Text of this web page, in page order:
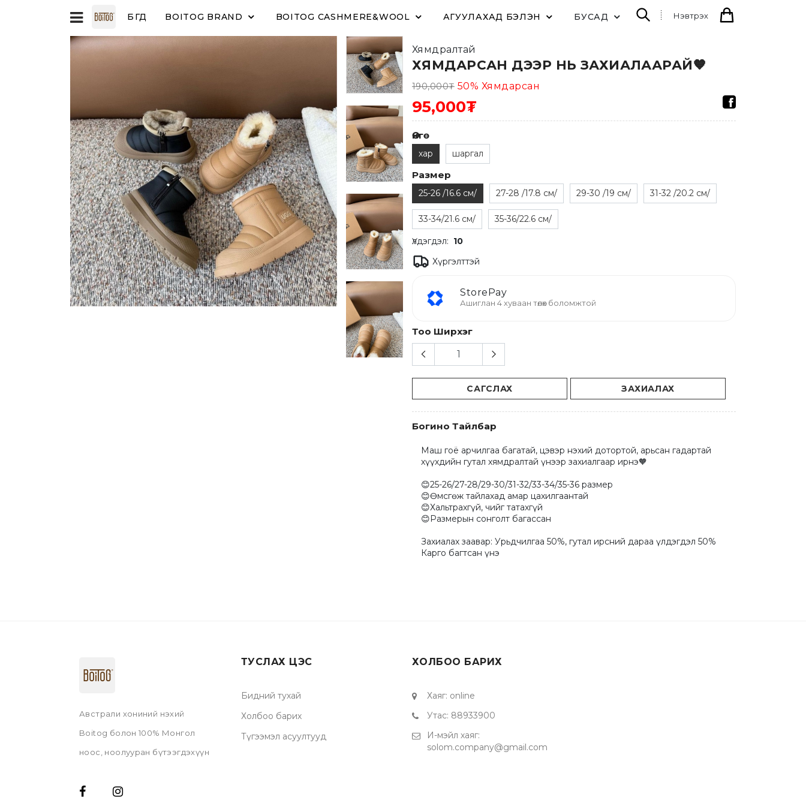
БҮГД BOITOG BRAND BOITOG CASHMERE&WOOL АГУУЛАХАД БЭЛЭН БУСАД Нэвтрэх
Хямдралтай
ХЯМДАРСАН ДЭЭР НЬ ЗАХИАЛААРАЙ🧡
190,000₮ 50% Хямдарсан
95,000₮
Өнгө
хар шаргал
Размер
25-26 /16.6 см/ 27-28 /17.8 см/ 29-30 /19 см/ 31-32 /20.2 см/
33-34/21.6 см/ 35-36/22.6 см/
Үлдэгдэл: 10
Хүргэлттэй
StorePay
Ашиглан 4 хуваан төлөх боломжтой
Тоо Ширхэг
САГСЛАХ ЗАХИАЛАХ
Богино Тайлбар
Маш гоё арчилгаа багатай, цэвэр нэхий дотортой, арьсан гадартай
хүүхдийн гутал хямдралтай үнээр захиалгаар ирнэ🧡
😊25-26/27-28/29-30/31-32/33-34/35-36 размер
😊Өмсгөж тайлахад амар цахилгаантай
😊Хальтрахгүй, чийг татахгүй
😊Размерын сонголт багассан
Захиалах заавар: Урьдчилгаа 50%, гутал ирсний дараа үлдэгдэл 50%
Карго багтсан үнэ
Австрали хониний нэхий
Boitog болон 100% Монгол
ноос, ноолууран бүтээгдэхүүн
Auspecial брэндийн Монгол
ТУСЛАХ ЦЭС
Бидний тухай
Холбоо барих
Түгээмэл асуултууд
ХОЛБОО БАРИХ
Хаяг: online
Утас: 88933900
И-мэйл хаяг:
solom.company@gmail.com